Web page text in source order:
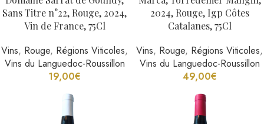
Sans Titre n°22, Rouge, 2024,
Vin de France, 75Cl
Vins, Rouge, Régions Viticoles,
Vins du Languedoc-Roussillon
19,00€
2024, Rouge, Igp Côtes
Catalanes, 75Cl
Vins, Rouge, Régions Viticoles,
Vins du Languedoc-Roussillon
49,00€